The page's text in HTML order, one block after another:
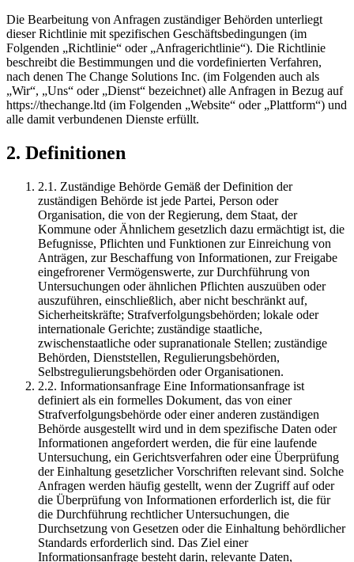
Die Bearbeitung von Anfragen zuständiger Behörden unterliegt
dieser Richtlinie mit spezifischen Geschäftsbedingungen (im
Folgenden „Richtlinie“ oder „Anfragerichtlinie“). Die Richtlinie
beschreibt die Bestimmungen und die vordefinierten Verfahren,
nach denen The Change Solutions Inc. (im Folgenden auch als
„Wir“, „Uns“ oder „Dienst“ bezeichnet) alle Anfragen in Bezug auf
https://thechange.ltd (im Folgenden „Website“ oder „Plattform“) und
alle damit verbundenen Dienste erfüllt.
2. Definitionen
2.1. Zuständige Behörde Gemäß der Definition der
zuständigen Behörde ist jede Partei, Person oder
Organisation, die von der Regierung, dem Staat, der
Kommune oder Ähnlichem gesetzlich dazu ermächtigt ist, die
Befugnisse, Pflichten und Funktionen zur Einreichung von
Anträgen, zur Beschaffung von Informationen, zur Freigabe
eingefrorener Vermögenswerte, zur Durchführung von
Untersuchungen oder ähnlichen Pflichten auszuüben oder
auszuführen, einschließlich, aber nicht beschränkt auf,
Sicherheitskräfte; Strafverfolgungsbehörden; lokale oder
internationale Gerichte; zuständige staatliche,
zwischenstaatliche oder supranationale Stellen; zuständige
Behörden, Dienststellen, Regulierungsbehörden,
Selbstregulierungsbehörden oder Organisationen.
2.2. Informationsanfrage Eine Informationsanfrage ist
definiert als ein formelles Dokument, das von einer
Strafverfolgungsbehörde oder einer anderen zuständigen
Behörde ausgestellt wird und in dem spezifische Daten oder
Informationen angefordert werden, die für eine laufende
Untersuchung, ein Gerichtsverfahren oder eine Überprüfung
der Einhaltung gesetzlicher Vorschriften relevant sind. Solche
Anfragen werden häufig gestellt, wenn der Zugriff auf oder
die Überprüfung von Informationen erforderlich ist, die für
die Durchführung rechtlicher Untersuchungen, die
Durchsetzung von Gesetzen oder die Einhaltung behördlicher
Standards erforderlich sind. Das Ziel einer
Informationsanfrage besteht darin, relevante Daten,